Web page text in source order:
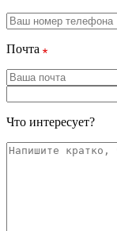
Почта
Что интересует?